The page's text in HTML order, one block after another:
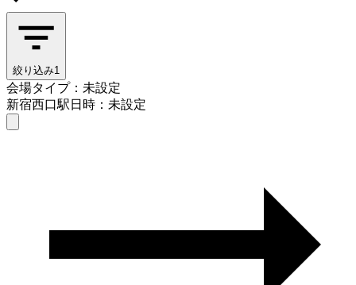
絞り込み1
会場タイプ：未設定
新宿西口駅日時：未設定